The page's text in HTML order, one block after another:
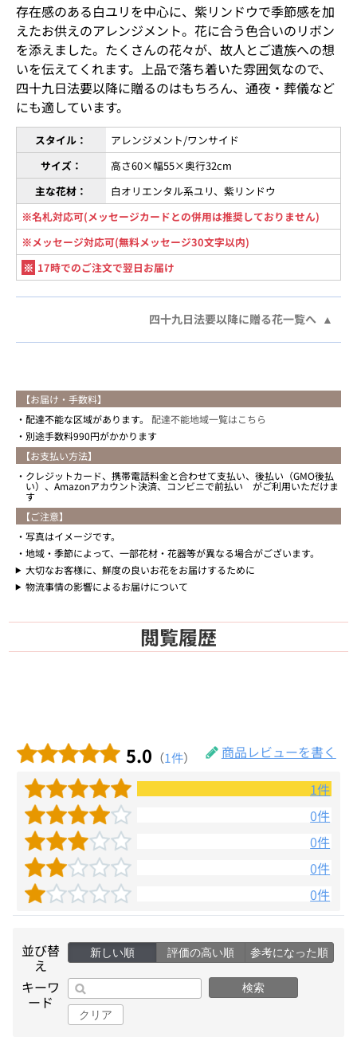
存在感のある白ユリを中心に、紫リンドウで季節感を加
えたお供えのアレンジメント。花に合う色合いのリボン
を添えました。たくさんの花々が、故人とご遺族への想
いを伝えてくれます。上品で落ち着いた雰囲気なので、
四十九日法要以降に贈るのはもちろん、通夜・葬儀など
にも適しています。
スタイル：
アレンジメント/ワンサイド
サイズ：
高さ60×幅55×奥行32cm
主な花材：
白オリエンタル系ユリ、紫リンドウ
※名札対応可(メッセージカードとの併用は推奨しておりません)
※メッセージ対応可(無料メッセージ30文字以内)
※ 17時でのご注文で翌日お届け
四十九日法要以降に贈る花一覧へ
【お届け・手数料】
配達不能な区域があります。 配達不能地域一覧はこちら
別途手数料990円がかかります
【お支払い方法】
クレジットカード、携帯電話料金と合わせて支払い、後払い（GMO後払
い）、Amazonアカウント決済、コンビニで前払い がご利用いただけま
す
【ご注意】
写真はイメージです。
地域・季節によって、一部花材・花器等が異なる場合がございます。
大切なお客様に、鮮度の良いお花をお届けするために
物流事情の影響によるお届けについて
閲覧履歴
5.0 （1件）
商品レビューを書く
1件
0件
0件
0件
0件
並び替
え
新しい順 評価の高い順 参考になった順
キーワ
ード
検索
クリア